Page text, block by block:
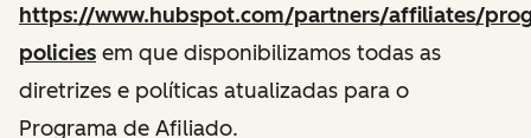
https://www.hubspot.com/partners/affiliates/
policies em que disponibilizamos todas as
diretrizes e políticas atualizadas para o
Programa de Afiliado.